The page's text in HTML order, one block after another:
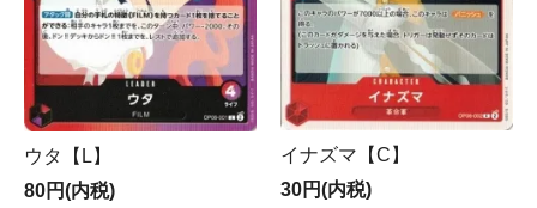
ウタ【L】
80円(内税)
イナズマ【C】
30円(内税)